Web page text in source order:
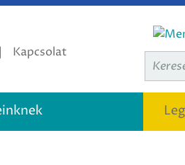
Kapcsolat